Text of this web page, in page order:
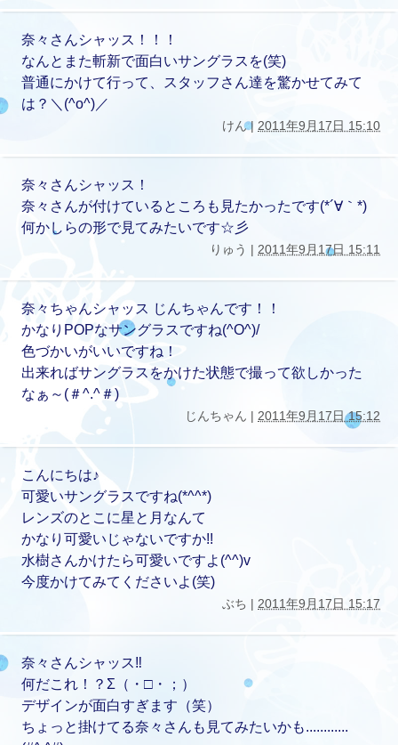
奈々さんシャッス！！！
なんとまた斬新で面白いサングラスを(笑)
普通にかけて行って、スタッフさん達を驚かせてみて
は？＼(^o^)／
けん | 2011年9月17日 15:10
奈々さんシャッス！
奈々さんが付けているところも見たかったです(*´∀｀*)
何かしらの形で見てみたいです☆彡
りゅう | 2011年9月17日 15:11
奈々ちゃんシャッス じんちゃんです！！
かなりPOPなサングラスですね(^O^)/
色づかいがいいですね！
出来ればサングラスをかけた状態で撮って欲しかった
なぁ～(＃^.^＃)
じんちゃん | 2011年9月17日 15:12
こんにちは♪
可愛いサングラスですね(*^^*)
レンズのとこに星と月なんて
かなり可愛いじゃないですか!!
水樹さんかけたら可愛いですよ(^^)v
今度かけてみてくださいよ(笑)
ぶち | 2011年9月17日 15:17
奈々さんシャッス‼
何だこれ！？Σ（・□・；）
デザインが面白すぎます（笑）
ちょっと掛けてる奈々さんも見てみたいかも............